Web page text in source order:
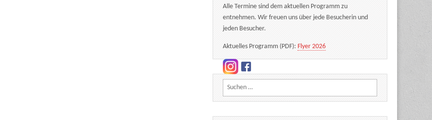
Alle Termine sind dem aktuellen Programm zu
entnehmen. Wir freuen uns über jede Besucherin und
jeden Besucher.
Aktuelles Programm (PDF):Flyer 2026
Suchen nach: